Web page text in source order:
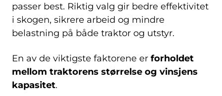
passer best. Riktig valg gir bedre effektivitet
i skogen, sikrere arbeid og mindre
belastning på både traktor og utstyr.
En av de viktigste faktorene er forholdet
mellom traktorens størrelse og vinsjens
kapasitet.